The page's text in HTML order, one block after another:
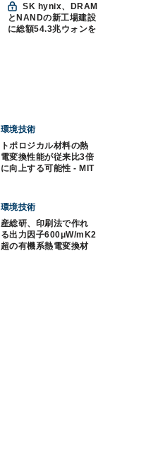
SK hynix、DRAM
とNANDの新工場建設
に総額54.3兆ウォンを
環境技術
トポロジカル材料の熱
電変換性能が従来比3倍
に向上する可能性 - MIT
環境技術
産総研、印刷法で作れ
る出力因子600μW/mK2
超の有機系熱電変換材